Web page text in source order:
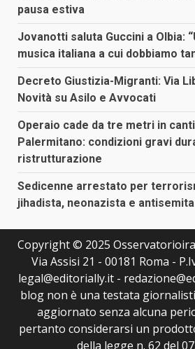
pausa estiva
Jovanotti saluta Guccini a Olbia:
musica italiana a cui dobbiamo
Decreto Giustizia-Migranti: Via
Novità su Asilo e Avvocati
Operaio cade da tre metri in
Palermitano: condizioni gravi
ristrutturazione
Sedicenne arrestato per
jihadista, neonazista e
Copyright © 2025
Via Assisi 21 - 00181 Roma -
legal@editorially.it -
blog non è una testata
aggiornato senza alcuna
pertanto considerarsi un
della legge n. 62 del